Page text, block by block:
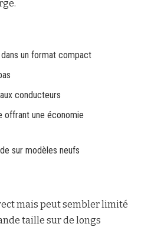
un format compact
conducteurs
offrant une économie
sur modèles neufs
mais peut sembler limité
taille sur de longs